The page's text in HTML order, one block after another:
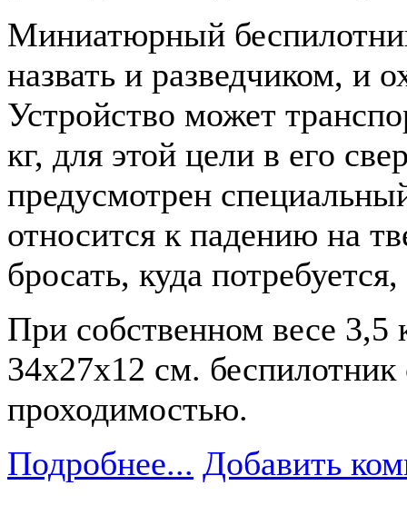
Миниатюрный
назвать и разведчиком, и
Устройство может
кг, для этой цели в его
предусмотрен
относится к падению на
бросать, куда
При собственном весе 3,5
34х27х12 см. беспилотник
проходимостью.
Подробнее... Добавить